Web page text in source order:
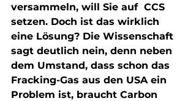
versammeln, will Sie auf  CCS
setzen. Doch ist das wirklich
eine Lösung? Die Wissenschaft
sagt deutlich nein, denn neben
dem Umstand, dass schon das
Fracking-Gas aus den USA ein
Problem ist, braucht Carbon